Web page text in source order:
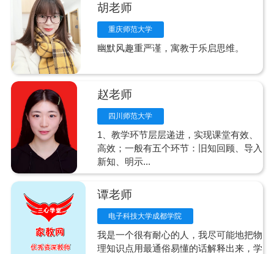
胡老师
重庆师范大学
幽默风趣重严谨，寓教于乐启思维。
赵老师
四川师范大学
1、教学环节层层递进，实现课堂有效、
高效；一般有五个环节：旧知回顾、导入
新知、明示...
谭老师
电子科技大学成都学院
我是一个很有耐心的人，我尽可能地把物
理知识点用最通俗易懂的话解释出来，学